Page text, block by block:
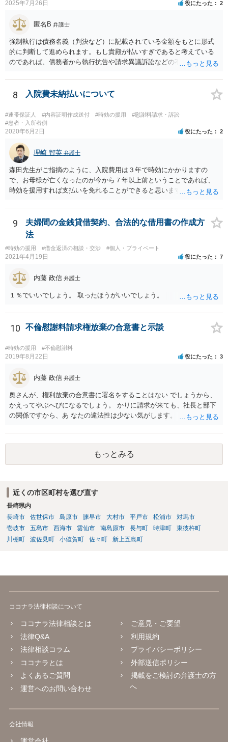
2025年7月26日 役にたった 2
匿名B 弁護士
強制執行は債務名義（判決など）に記載されている金額をもとに形式
的に判断して進められます。もし貴殿が払いすぎであると考えている
のであれば、債務者から執行抗告や請求異議訴訟などの不服申立手段
側が動く必要があります。
8 入院費未納払いについて
#連帯保証人 #内容証明作成送付 #時効の援用
#慰謝料請求・訴訟
#患者・入所者側
2020年6月2日 役にたった 2
理崎 智英 弁護士
森田先生がご指摘のように、入院費用は３年で時効にかかりますの
で、お母様が亡くなったのが今から７年以上前ということであれば、
時効を援用すれば支払いを免れることができると思います。 そのた
容証明郵便を送るようにしてください。
9
夫婦間の金銭貸借契約、合法的な借用書の作成方
法
#時効の援用 #借金返済の相談・交渉 #個人・プライベート
2021年4月19日 役にたった 7
内藤 政信 弁護士
１％でいいでしょう。 取ったほうがいいでしょう。
10 不倫慰謝料請求権放棄の合意書と示談
#時効の援用 #不倫慰謝料
2019年8月22日 役にたった 3
内藤 政信 弁護士
奥さんが、権利放棄の合意書に署名をすることはない でしょうから、
かえってやぶへびになるでしょう。 かりに請求が来ても、社長と部下
の関係ですから、あ なたの違法性は少ない気がします。 また、社長も
り少ないと思いますね。 放置がいいと思いますよ。
もっとみる
近くの市区町村を選び直す
長崎県内
長崎市
佐世保市 島原市 諫早市 大村市 平戸市 松浦市
対馬市
壱岐市
五島市 西海市 雲仙市 南島原市 長与町 時津町
東彼杵町
川棚町
波佐見町 小値賀町 佐々町 新上五島町
ココナラ法律相談について
ココナラ法律相談とは
法律Q&A
法律相談コラム
ココナラとは
よくあるご質問
運営へのお問い合わせ
ご意見・ご要望
利用規約
プライバシーポリシー
外部送信ポリシー
掲載をご検討の弁護士の方
へ
会社情報